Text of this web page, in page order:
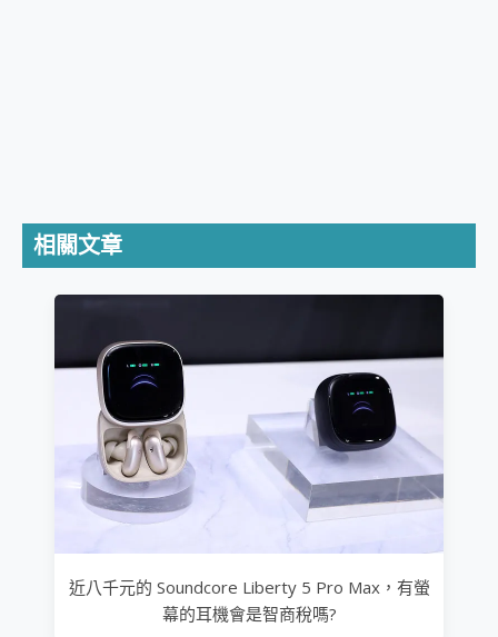
相關文章
近八千元的 Soundcore Liberty 5 Pro Max，有螢
幕的耳機會是智商稅嗎?